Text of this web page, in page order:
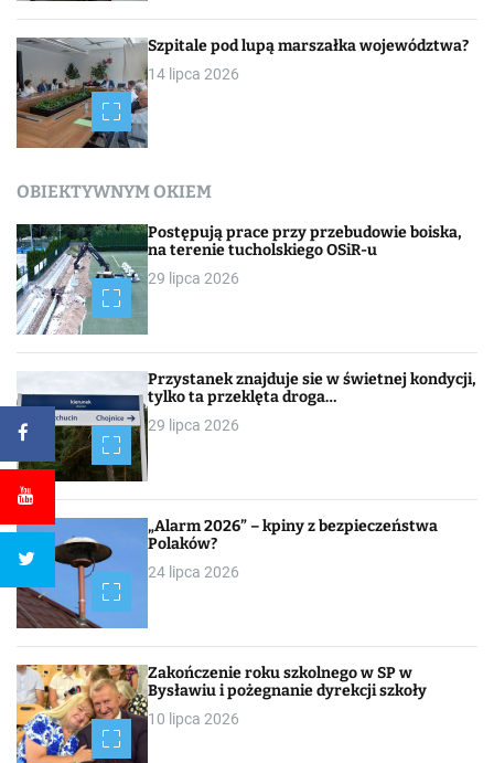
Szpitale pod lupą marszałka województwa?
14 lipca 2026
OBIEKTYWNYM OKIEM
Postępują prace przy przebudowie boiska,
na terenie tucholskiego OSiR-u
29 lipca 2026
Przystanek znajduje sie w świetnej kondycji,
tylko ta przeklęta droga…
29 lipca 2026
„Alarm 2026” – kpiny z bezpieczeństwa
Polaków?
24 lipca 2026
Zakończenie roku szkolnego w SP w
Bysławiu i pożegnanie dyrekcji szkoły
10 lipca 2026